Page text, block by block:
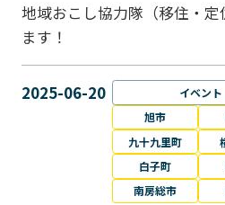
地域おこし協力隊（移住・
ます！
2025-06-20 イベント
旭市
九十九里町
白子町
南房総市